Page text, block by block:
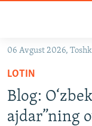
Асосий
навигацияга
ўтинг
Қидиришга
OZODVIDEO
OZODARXIV
06 Avgust 2026,
LOTIN
Blog:
ajdar”ning